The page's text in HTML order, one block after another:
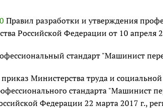
Правил разработки и утверждения
Российской Федерации от 10 апреля
стандарт "Машинист
Министерства труда и
стандарта "Машинист
Федерации 22 марта 2017 г.,